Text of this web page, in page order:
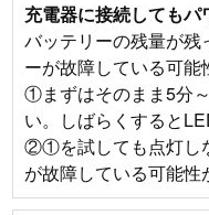
充電器に接続してもパ
バッテリーの残量が残
ーが故障している可能
①まずはそのまま5分
い。しばらくすると
②①を試しても点灯し
が故障している可能性